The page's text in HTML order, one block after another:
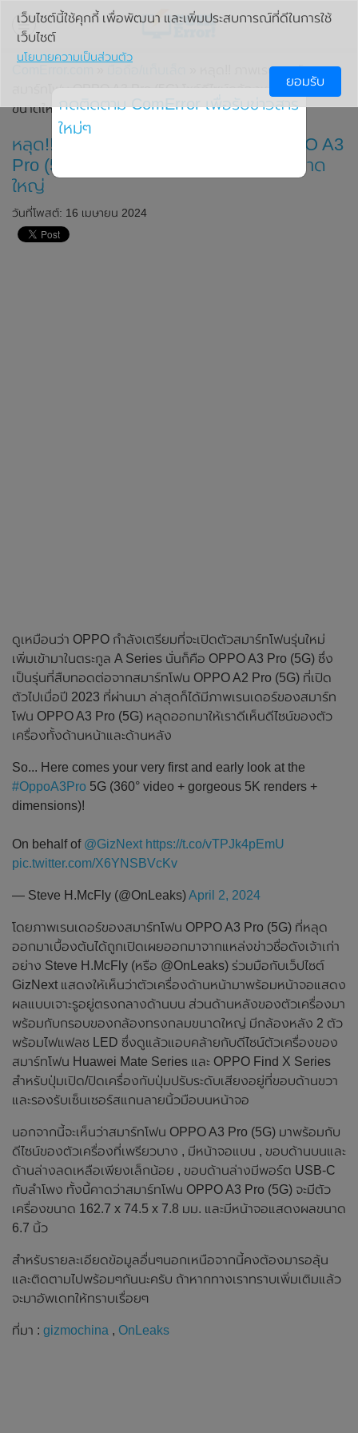
» หลุด!! ภาพเรนเดอร์ของ
สมาร์ทโฟน OPPO A3 Pro (5G) โชว์ดีไซน์กล้องหลังทรงกลม
ขนาดใหญ่
หลุด!! ภาพเรนเดอร์ของสมาร์ทโฟน OPPO A3
Pro (5G) โชว์ดีไซน์กล้องหลังทรงกลมขนาด
ใหญ่
วันที่โพสต์: 16 เมษายน 2024
ดูเหมือนว่า OPPO กำลังเตรียมที่จะเปิดตัวสมาร์ทโฟนรุ่นใหม่
เพิ่มเข้ามาในตระกูล A Series นั่นก็คือ OPPO A3 Pro (5G) ซึ่ง
เป็นรุ่นที่สืบทอดต่อจากสมาร์ทโฟน OPPO A2 Pro (5G) ที่เปิด
ตัวไปเมื่อปี 2023 ที่ผ่านมา ล่าสุดก็ได้มีภาพเรนเดอร์ของสมาร์ท
โฟน OPPO A3 Pro (5G) หลุดออกมาให้เราดีเห็นดีไซน์ของตัว
เครื่องทั้งด้านหน้าและด้านหลัง
So... Here comes your very first and early look at the
#OppoA3Pro 5G (360° video + gorgeous 5K renders +
dimensions)!
On behalf of @GizNext https://t.co/vTPJk4pEmU
pic.twitter.com/X6YNSBVcKv
— Steve H.McFly (@OnLeaks)April 2, 2024
โดยภาพเรนเดอร์ของสมาร์ทโฟน OPPO A3 Pro (5G) ที่หลุด
ออกมาเบื้องต้นได้ถูกเปิดเผยออกมาจากแหล่งข่าวชื่อดังเจ้าเก่า
อย่าง Steve H.McFly (หรือ @OnLeaks) ร่วมมือกับเว็ปไซต์
GizNext แสดงให้เห็นว่าตัวเครื่องด้านหน้ามาพร้อมหน้าจอแสดง
ผลแบบเจาะรูอยู่ตรงกลางด้านบน ส่วนด้านหลังของตัวเครื่องมา
พร้อมกับกรอบของกล้องทรงกลมขนาดใหญ่ มีกล้องหลัง 2 ตัว
พร้อมไฟแฟลช LED ซึ่งดูแล้วแอบคล้ายกับดีไซน์ตัวเครื่องของ
สมาร์ทโฟน Huawei Mate Series และ OPPO Find X Series
สำหรับปุ่มเปิด/ปิดเครื่องกับปุ่มปรับระดับเสียงอยู่ที่ขอบด้านขวา
และรองรับเซ็นเซอร์สแกนลายนิ้วมือบนหน้าจอ
นอกจากนี้จะเห็นว่าสมาร์ทโฟน OPPO A3 Pro (5G) มาพร้อมกับ
ดีไซน์ของตัวเครื่องที่เพรียวบาง , มีหน้าจอแบน , ขอบด้านบนและ
ด้านล่างลดเหลือเพียงเล็กน้อย , ขอบด้านล่างมีพอร์ต USB-C
กับลำโพง ทั้งนี้คาดว่าสมาร์ทโฟน OPPO A3 Pro (5G) จะมีตัว
เครื่องขนาด 162.7 x 74.5 x 7.8 มม. และมีหน้าจอแสดงผลขนาด
6.7 นิ้ว
สำหรับรายละเอียดข้อมูลอื่นๆนอกเหนือจากนี้คงต้องมารอลุ้น
และติดตามไปพร้อมๆกันนะครับ ถ้าหากทางเราทราบเพิ่มเติมแล้ว
จะมาอัพเดทให้ทราบเรื่อยๆ
ที่มา : gizmochina , OnLeaks
เว็บไซต์นี้ใช้คุกกี้ เพื่อพัฒนา และเพิ่มประสบการณ์ที่ดีในการใช้
เว็บไซต์
นโยบายความเป็นส่วนตัว
ยอมรับ
กดติดตาม ComError เพื่อรับข่าวสาร
ใหม่ๆ